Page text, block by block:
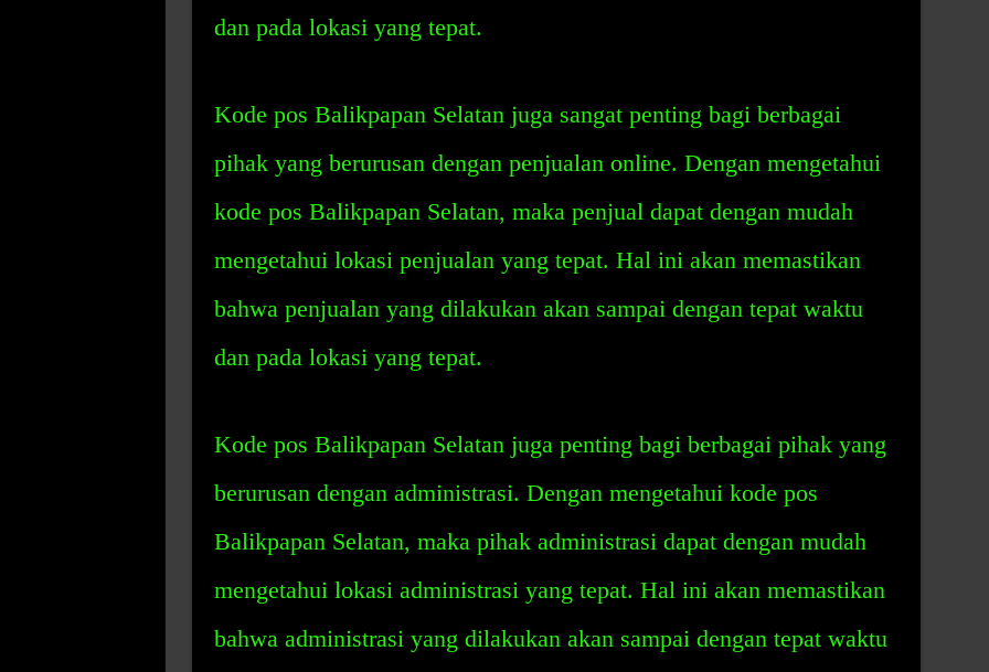
dan pada lokasi yang tepat.
Kode pos Balikpapan Selatan juga sangat penting bagi berbagai
pihak yang berurusan dengan penjualan online. Dengan mengetahui
kode pos Balikpapan Selatan, maka penjual dapat dengan mudah
mengetahui lokasi penjualan yang tepat. Hal ini akan memastikan
bahwa penjualan yang dilakukan akan sampai dengan tepat waktu
dan pada lokasi yang tepat.
Kode pos Balikpapan Selatan juga penting bagi berbagai pihak yang
berurusan dengan administrasi. Dengan mengetahui kode pos
Balikpapan Selatan, maka pihak administrasi dapat dengan mudah
mengetahui lokasi administrasi yang tepat. Hal ini akan memastikan
bahwa administrasi yang dilakukan akan sampai dengan tepat waktu